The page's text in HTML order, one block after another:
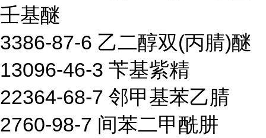
壬基醚
3386-87-6 乙二醇双(丙腈)醚
13096-46-3 苄基紫精
22364-68-7 邻甲基苯乙腈
2760-98-7 间苯二甲酰肼